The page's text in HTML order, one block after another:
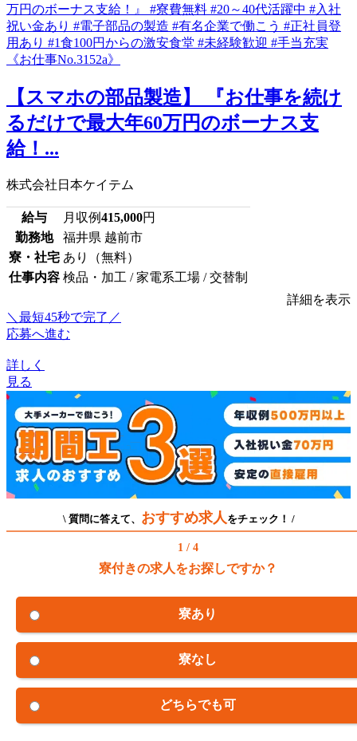
【スマホの部品製造】 『お仕事を続け
るだけで最大年60万円のボーナス支
給！...
株式会社日本ケイテム
給与 月収例415,000円
勤務地
福井県 越前市
寮・社宅 あり（無料）
仕事内容 検品・加工 / 家電系工場 / 交替制
詳細を表示
＼最短45秒で完了／
応募へ進む
詳しく
見る
\ 質問に答えて、 おすすめ求人 をチェック！ /
1 / 4
寮付きの求人をお探しですか？
寮あり
寮なし
どちらでも可